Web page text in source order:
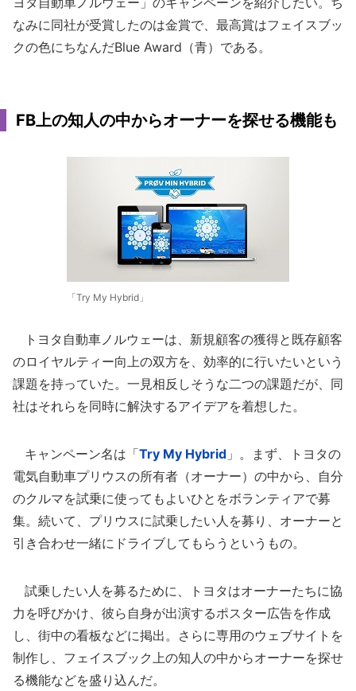
なみに同社が受賞したのは金賞で、最高賞はフェイスブッ
クの色にちなんだBlue Award（青）である。
FB上の知人の中からオーナーを探せる機能も
「Try My Hybrid」
トヨタ自動車ノルウェーは、新規顧客の獲得と既存顧客
のロイヤルティー向上の双方を、効率的に行いたいという
課題を持っていた。一見相反しそうな二つの課題だが、同
社はそれらを同時に解決するアイデアを着想した。
キャンペーン名は「Try My Hybrid 」。まず、トヨタの
電気自動車プリウスの所有者（オーナー）の中から、自分
のクルマを試乗に使ってもよいひとをボランティアで募
集。続いて、プリウスに試乗したい人を募り、オーナーと
引き合わせ一緒にドライブしてもらうというもの。
試乗したい人を募るために、トヨタはオーナーたちに協
力を呼びかけ、彼ら自身が出演するポスター広告を作成
し、街中の看板などに掲出。さらに専用のウェブサイトを
制作し、フェイスブック上の知人の中からオーナーを探せ
る機能などを盛り込んだ。